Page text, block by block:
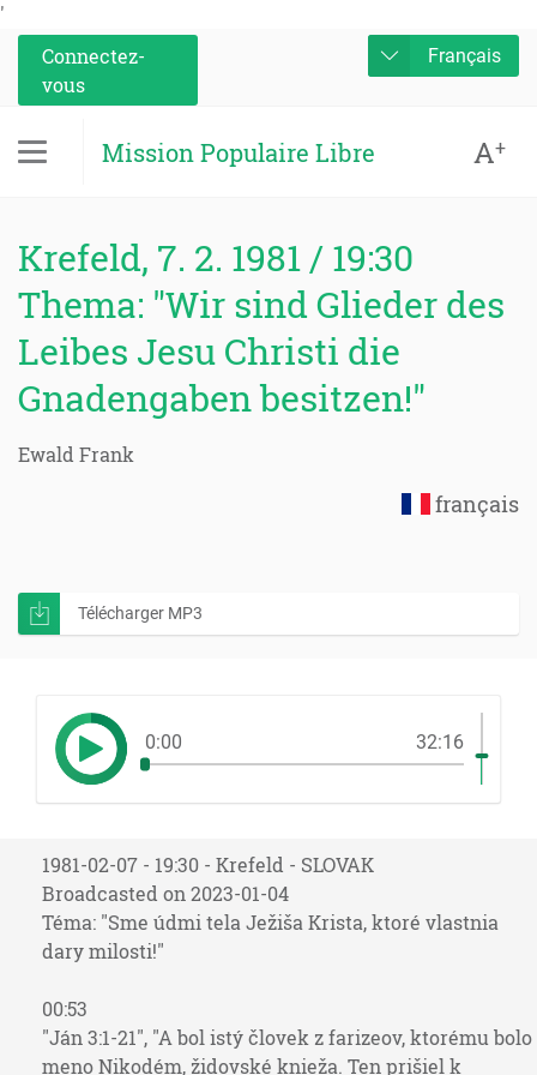
'
Connectez-
vous
Français
Mission Populaire Libre A+
Krefeld, 7. 2. 1981 / 19:30
Thema: "Wir sind Glieder des
Leibes Jesu Christi die
Gnadengaben besitzen!"
Ewald Frank
français
Télécharger MP3
0:00 32:16
1981-02-07 - 19:30 - Krefeld - SLOVAK
Broadcasted on 2023-01-04
Téma: "Sme údmi tela Ježiša Krista, ktoré vlastnia
dary milosti!"
00:53
"Ján 3:1-21", "A bol istý človek z farizeov, ktorému bolo
meno Nikodém, židovské knieža. Ten prišiel k